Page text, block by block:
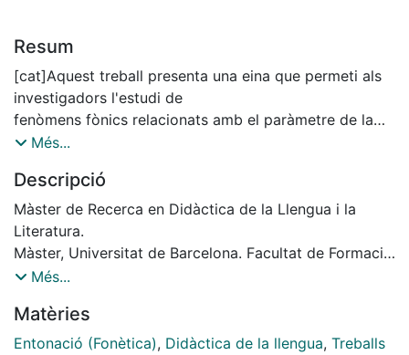
Resum
[cat]Aquest treball presenta una eina que permeti als
investigadors l'estudi de
fenòmens fònics relacionats amb el paràmetre de la
freqüència fonamental dels sons
la Parla, model i mètode que
fem nostre pel posterior estudi de l'entonació de les
varietats dialectals del espanyol.
Aquest mètode pot ser utilitzat amb altre tipus de
notacions prosòdiques.
en PRAAT ¿software de
referència pel que fa a l'anàlisi acústica -, els resultats
Més...
Descripció
Màster de Recerca en Didàctica de la Llengua i la
Literatura.
Màster, Universitat de Barcelona. Facultat de Formació
del Professorat, curs 2009-2010, Director: Francisco
Més...
Matèries
Entonació (Fonètica), Didàctica de la llengua, Treballs